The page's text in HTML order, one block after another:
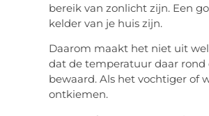
bereik van zonlicht zijn. Een
kelder van je huis zijn.
Daarom maakt het niet uit
dat de temperatuur daar rond
bewaard. Als het vochtiger of
ontkiemen.